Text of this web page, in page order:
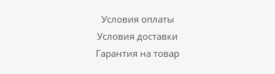
Условия оплаты
Условия доставки
Гарантия на товар